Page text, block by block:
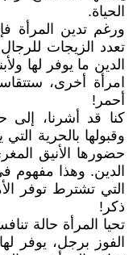
الحياة.
ورغم تدين المرأة
تعدد الزيجات
الدين ما يوفر لها
امرأة أخرى،
أحمر!
كنا قد أشرنا، إلى
وقبولها بالحرية التي
حضورها الأنيق
الدين. وهذا مفهوم
التي تشترط توفر
ذكر!
تحيا المرأة حالة
الفوز برجل، يوفر